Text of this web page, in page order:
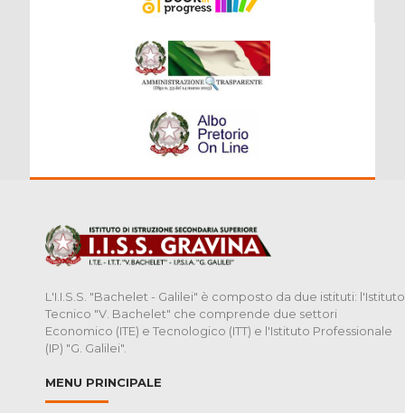
L'I.I.S.S. "Bachelet - Galilei" è composto da due istituti: l'Istituto
Tecnico "V. Bachelet" che comprende due settori
Economico (ITE) e Tecnologico (ITT) e l'Istituto Professionale
(IP) "G. Galilei".
MENU PRINCIPALE